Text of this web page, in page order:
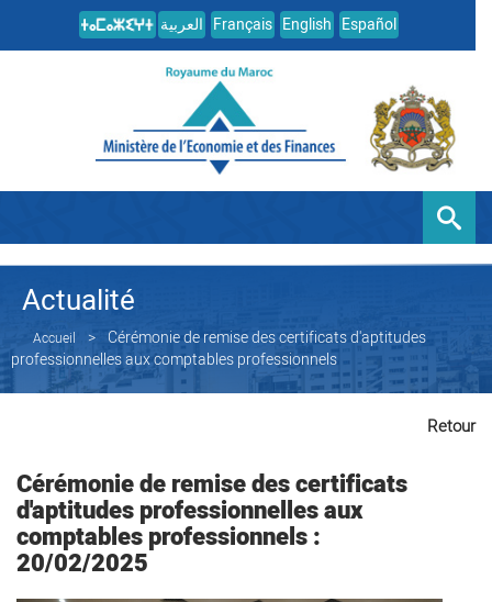
العربية Français English Español
Actualité
Accueil
Cérémonie de remise des certificats d'aptitudes
professionnelles aux comptables professionnels
Retour
Cérémonie de remise des certificats
d'aptitudes professionnelles aux
comptables professionnels :
20/02/2025